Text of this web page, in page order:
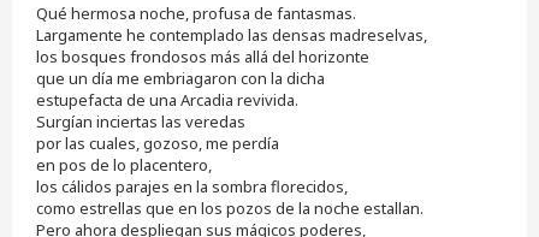
Qué hermosa noche, profusa de fantasmas.
Largamente he contemplado las densas madreselvas,
los bosques frondosos más allá del horizonte
que un día me embriagaron con la dicha
estupefacta de una Arcadia revivida.
Surgían inciertas las veredas
por las cuales, gozoso, me perdía
en pos de lo placentero,
los cálidos parajes en la sombra florecidos,
como estrellas que en los pozos de la noche estallan.
Pero ahora despliegan sus mágicos poderes,